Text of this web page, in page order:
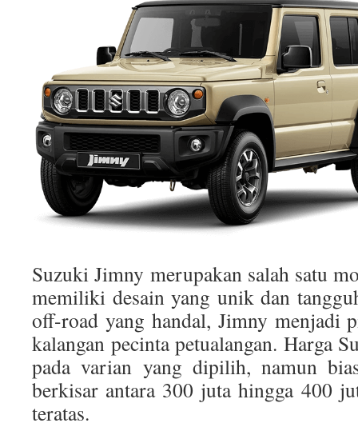
Suzuki Jimny merupakan salah satu
memiliki desain yang unik dan
off-road yang handal, Jimny menjadi
kalangan pecinta petualangan. Harga
pada varian yang dipilih, namun
berkisar antara 300 juta hingga 400
teratas.